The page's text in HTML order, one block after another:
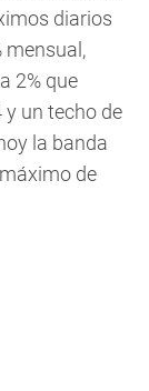
diarios
mensual,
2% que
y un techo de
la banda
de